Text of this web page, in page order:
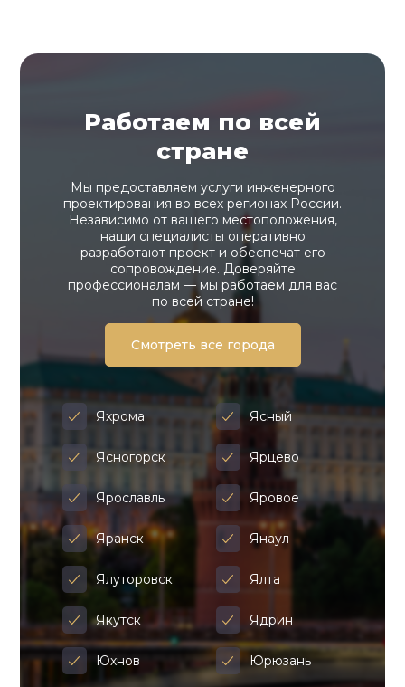
Работаем по всей
стране
Мы предоставляем услуги инженерного
проектирования во всех регионах России.
Независимо от вашего местоположения,
наши специалисты оперативно
разработают проект и обеспечат его
сопровождение. Доверяйте
профессионалам — мы работаем для вас
по всей стране!
Смотреть все города
Яхрома Ясный
Ясногорск Ярцево
Ярославль Яровое
Яранск Янаул
Ялуторовск Ялта
Якутск Ядрин
Юхнов Юрюзань